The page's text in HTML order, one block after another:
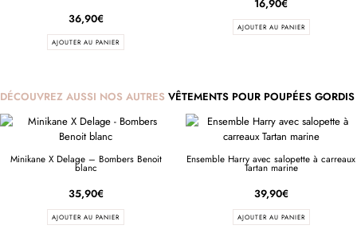
36,90€
AJOUTER AU PANIER
16,90€
AJOUTER AU PANIER
DÉCOUVREZ AUSSI NOS AUTRES VÊTEMENTS POUR POUPÉES GORDIS
Minikane X Delage – Bombers Benoit
blanc
35,90€
AJOUTER AU PANIER
Ensemble Harry avec salopette à carreaux
Tartan marine
39,90€
AJOUTER AU PANIER